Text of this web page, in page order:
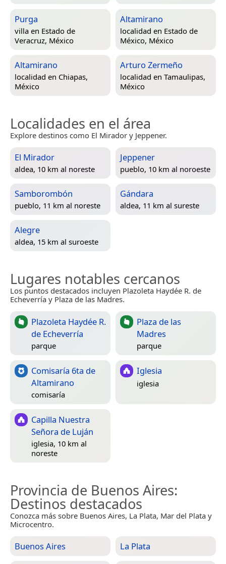
Purga
villa en Estado de
Veracruz, México
Altamirano
localidad en Estado de
México, México
Altamirano
localidad en Chiapas,
México
Arturo Zermeño
localidad en Tamaulipas,
México
Localidades en el área
Explore destinos como El Mirador y Jeppener.
El Mirador
aldea, 10 km al noreste
Jeppener
pueblo, 10 km al noroeste
Samborombón
pueblo, 11 km al noreste
Gándara
aldea, 11 km al sureste
Alegre
aldea, 15 km al suroeste
Lugares notables cercanos
Los puntos destacados incluyen Plazoleta Haydée R. de
Echeverría y Plaza de las Madres.
Plazoleta Haydée R.
de Echeverría
parque
Plaza de las
Madres
parque
Comisaría 6ta de
Altamirano
comisaría
Iglesia
iglesia
Capilla Nuestra
Señora de Luján
iglesia, 10 km al
noreste
Provincia de Buenos Aires:
Destinos destacados
Conozca más sobre Buenos Aires, La Plata, Mar del Plata y
Microcentro.
Buenos Aires La Plata